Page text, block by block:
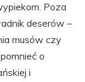
Poza
deserów –
musów czy
o
i